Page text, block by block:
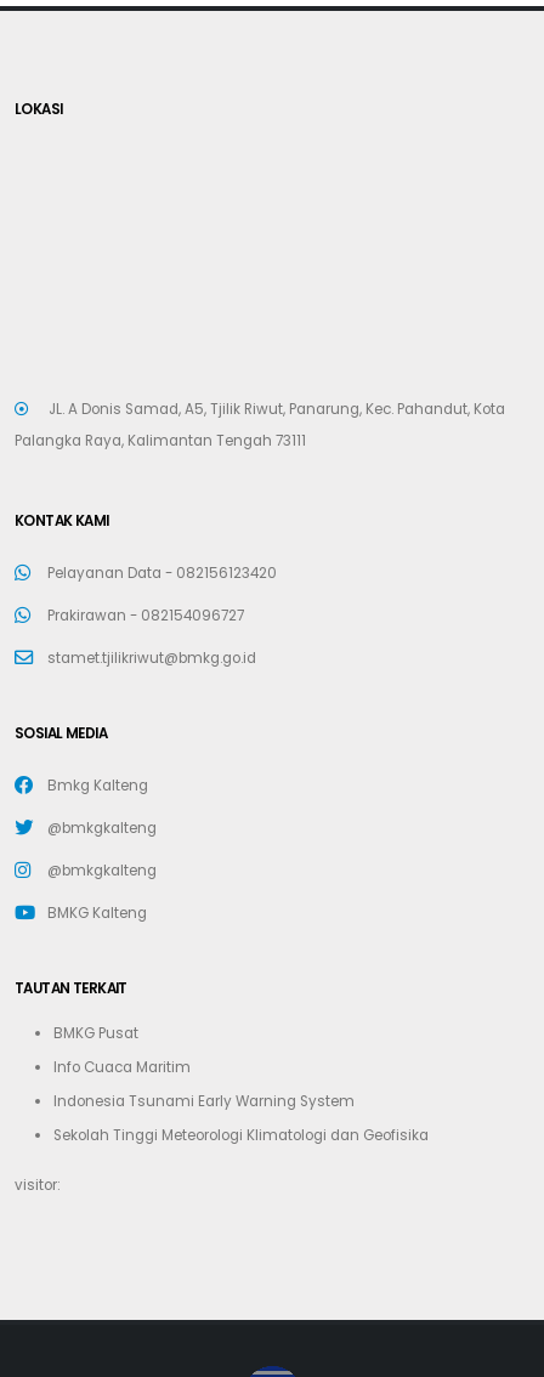
LOKASI
JL. A Donis Samad, A5, Tjilik Riwut, Panarung, Kec. Pahandut, Kota
Palangka Raya, Kalimantan Tengah 73111
KONTAK KAMI
Pelayanan Data - 082156123420
Prakirawan - 082154096727
stamet.tjilikriwut@bmkg.go.id
SOSIAL MEDIA
Bmkg Kalteng
@bmkgkalteng
@bmkgkalteng
BMKG Kalteng
TAUTAN TERKAIT
BMKG Pusat
Info Cuaca Maritim
Indonesia Tsunami Early Warning System
Sekolah Tinggi Meteorologi Klimatologi dan Geofisika
visitor: